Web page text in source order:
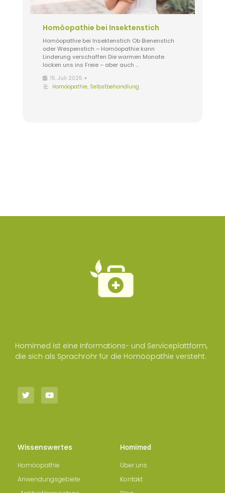
Homöopathie bei Insektenstich
Homöopathie bei Insektenstich Ob Bienenstich
oder Wespenstich – Homöopathie kann
Linderung verschaffen Die warmen Monate
locken uns ins Freie – aber auch …
15. Juli 2025 •
Homöopathie, Selbstbehandlung
Homimed ist eine Informations- und Serviceplattform,
die sich als Sprachrohr für die Homöopathie versteht.
Wissenswertes
Homöopathie
Anwendungsgebiete
Homimed
Über uns
Kontakt